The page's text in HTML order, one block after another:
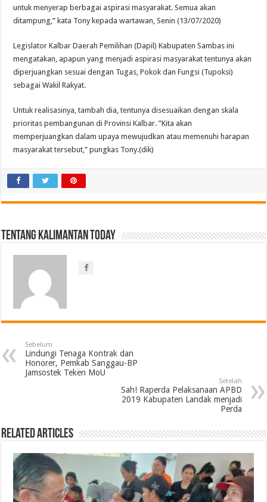
untuk menyerap berbagai aspirasi masyarakat. Semua akan
ditampung,” kata Tony kepada wartawan, Senin (13/07/2020)
Legislator Kalbar Daerah Pemilihan (Dapil) Kabupaten Sambas ini
mengatakan, apapun yang menjadi aspirasi masyarakat tentunya akan
diperjuangkan sesuai dengan Tugas, Pokok dan Fungsi (Tupoksi)
sebagai Wakil Rakyat.
Untuk realisasinya, tambah dia, tentunya disesuaikan dengan skala
prioritas pembangunan di Provinsi Kalbar. ”Kita akan
memperjuangkan dalam upaya mewujudkan atau memenuhi harapan
masyarakat tersebut,” pungkas Tony.(dik)
Tentang Kalimantan Today
Sebelum
Lindungi Tenaga Kontrak dan
Honorer, Pemkab Sanggau-BP
Jamsostek Teken MoU
Setelah
Sah! Raperda Pelaksanaan APBD
2019 Kabupaten Landak menjadi
Perda
Related Articles